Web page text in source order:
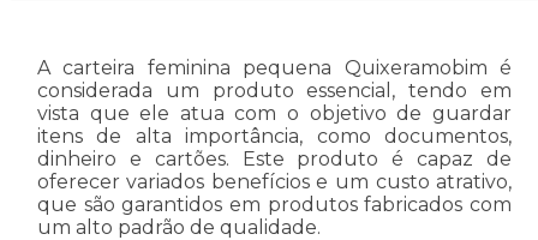
A carteira feminina pequena Quixeramobim é
considerada um produto essencial, tendo em
vista que ele atua com o objetivo de guardar
itens de alta importância, como documentos,
dinheiro e cartões. Este produto é capaz de
oferecer variados benefícios e um custo atrativo,
que são garantidos em produtos fabricados com
um alto padrão de qualidade.